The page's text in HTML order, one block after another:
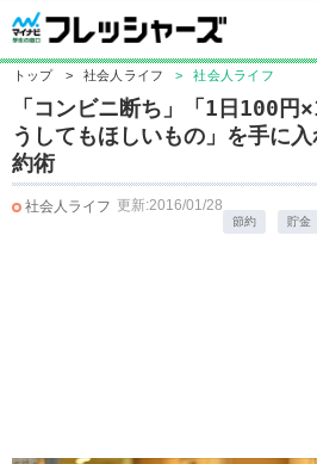
トップ > 社会人ライフ > 社会人ライフ
「コンビニ断ち」「1日
うしてもほしいもの」を手に
約術
社会人ライフ 更新:2016/01/28
節約 貯金